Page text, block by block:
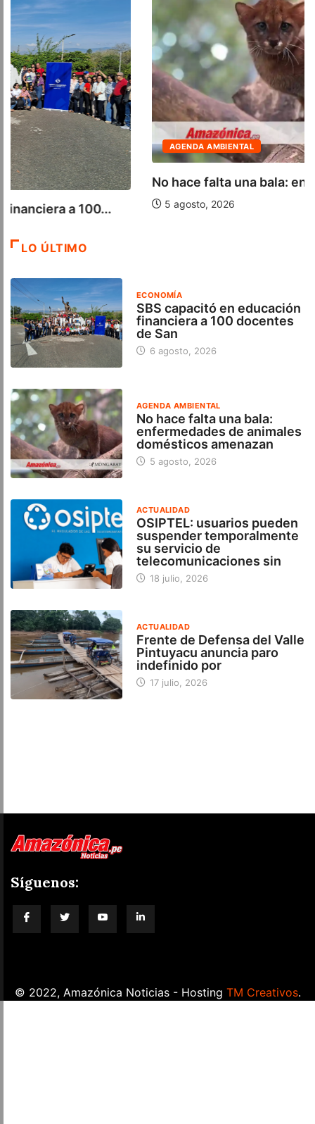
AGENDA AMBIENTAL
No hace falta una bala: enfermedades de...
5 agosto, 2026
LO ÚLTIMO
ECONOMÍA
SBS capacitó en educación
financiera a 100 docentes
de San
6 agosto, 2026
AGENDA AMBIENTAL
No hace falta una bala:
enfermedades de animales
domésticos amenazan
5 agosto, 2026
ACTUALIDAD
OSIPTEL: usuarios pueden
suspender temporalmente
su servicio de
telecomunicaciones sin
18 julio, 2026
ACTUALIDAD
Frente de Defensa del Valle
Pintuyacu anuncia paro
indefinido por
17 julio, 2026
Síguenos:
© 2022, Amazónica Noticias - Hosting TM Creativos.